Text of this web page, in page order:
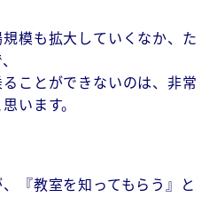
模も拡大していくなか、た
ことができないのは、非常
います。
『教室を知ってもらう』と